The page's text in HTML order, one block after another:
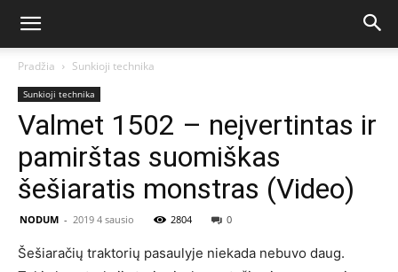
Pradžia Sunkioji technika
Sunkioji technika
Valmet 1502 – neįvertintas ir
pamirštas suomiškas
šešiaratis monstras (Video)
NODUM - 2019 4 sausio 2804 0
Šešiaračių traktorių pasaulyje niekada nebuvo daug.